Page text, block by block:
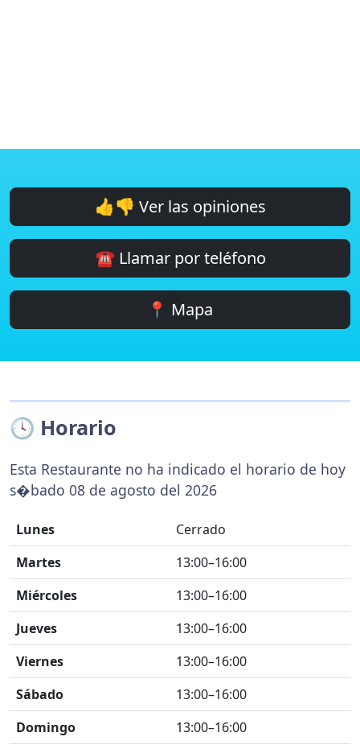
👍👎 Ver las opiniones
☎️ Llamar por teléfono
📍 Mapa
🕓 Horario
Esta Restaurante no ha indicado el horario de hoy
s�bado 08 de agosto del 2026
Lunes
Cerrado
Martes
13:00–16:00
Miércoles
13:00–16:00
Jueves
13:00–16:00
Viernes
13:00–16:00
Sábado
13:00–16:00
Domingo
13:00–16:00